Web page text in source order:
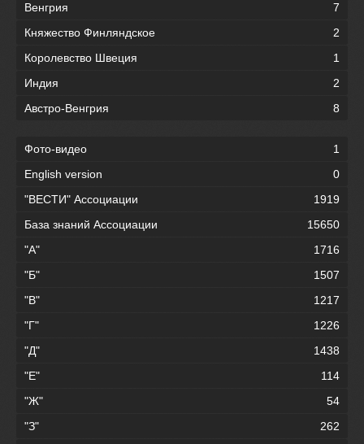
Венгрия
7
Княжество Финляндское
2
Королевство Швеция
1
Индия
2
Австро-Венгрия
8
Фото-видео
1
English version
0
"ВЕСТИ" Ассоциации
1919
База знаний Ассоциации
15650
"А"
1716
"Б"
1507
"В"
1217
"Г"
1226
"Д"
1438
"Е"
114
"Ж"
54
"З"
262